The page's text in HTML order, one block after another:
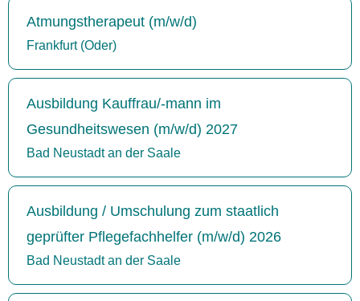
Atmungstherapeut (m/w/d)
Frankfurt (Oder)
Ausbildung Kauffrau/-mann im
Gesundheitswesen (m/w/d) 2027
Bad Neustadt an der Saale
Ausbildung / Umschulung zum staatlich
geprüfter Pflegefachhelfer (m/w/d) 2026
Bad Neustadt an der Saale